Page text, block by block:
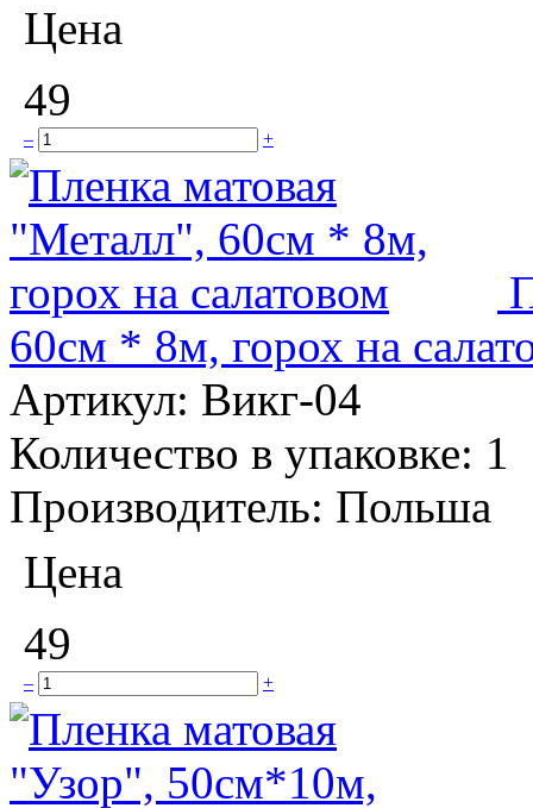
Цена
49
– +
60см * 8м, горох на
Артикул: Викг-04
Количество в упаковке: 1
Производитель: Польша
Цена
49
– +